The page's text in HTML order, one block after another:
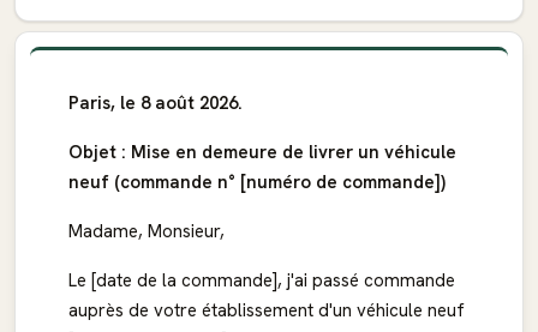
Paris, le 8 août 2026.
Objet : Mise en demeure de livrer un véhicule
neuf (commande n° [numéro de commande])
Madame, Monsieur,
Le [date de la commande], j'ai passé commande
auprès de votre établissement d'un véhicule neuf